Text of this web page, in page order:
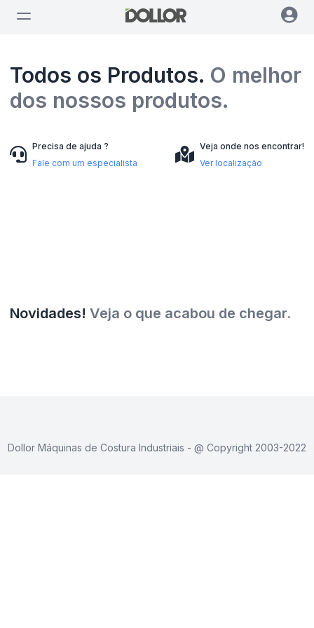
Todos os Produtos. O melhor
dos nossos produtos.
Precisa de ajuda ?
Fale com um especialista
Veja onde nos encontrar!
Ver localização
Novidades! Veja o que acabou de chegar.
Dollor Máquinas de Costura Industriais - @ Copyright 2003-2022